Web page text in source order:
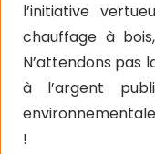
l’initiative
chauffage à
N’attendons pas
à l’argent
!